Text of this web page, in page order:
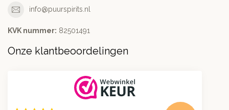
info@puurspirits.nl
KVK nummer: 82501491
Onze klantbeoordelingen